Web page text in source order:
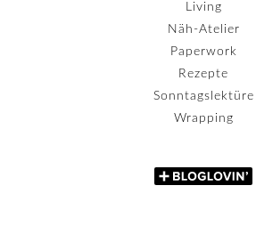
Living
Näh-Atelier
Paperwork
Rezepte
Sonntagslektüre
Wrapping